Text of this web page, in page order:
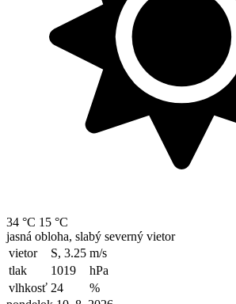
34 °C 15 °C
jasná obloha, slabý severný vietor
vietor
S, 3.25 m/s
tlak
1019
hPa
vlhkosť 24
%